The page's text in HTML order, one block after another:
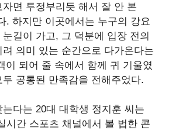
면 투정부리듯 해서 잘 안 본
. 하지만 이곳에서는 누구의 강요
길이 가고, 그 덕분에 입장 전의
의미 있는 순간으로 다가온다는
이 되어 줄 속에서 함께 귀 기울였
공통된 만족감을 전해주었다.
다는 20대 대학생 정지훈 씨는
시간 스포츠 채널에서 볼 법한 콘